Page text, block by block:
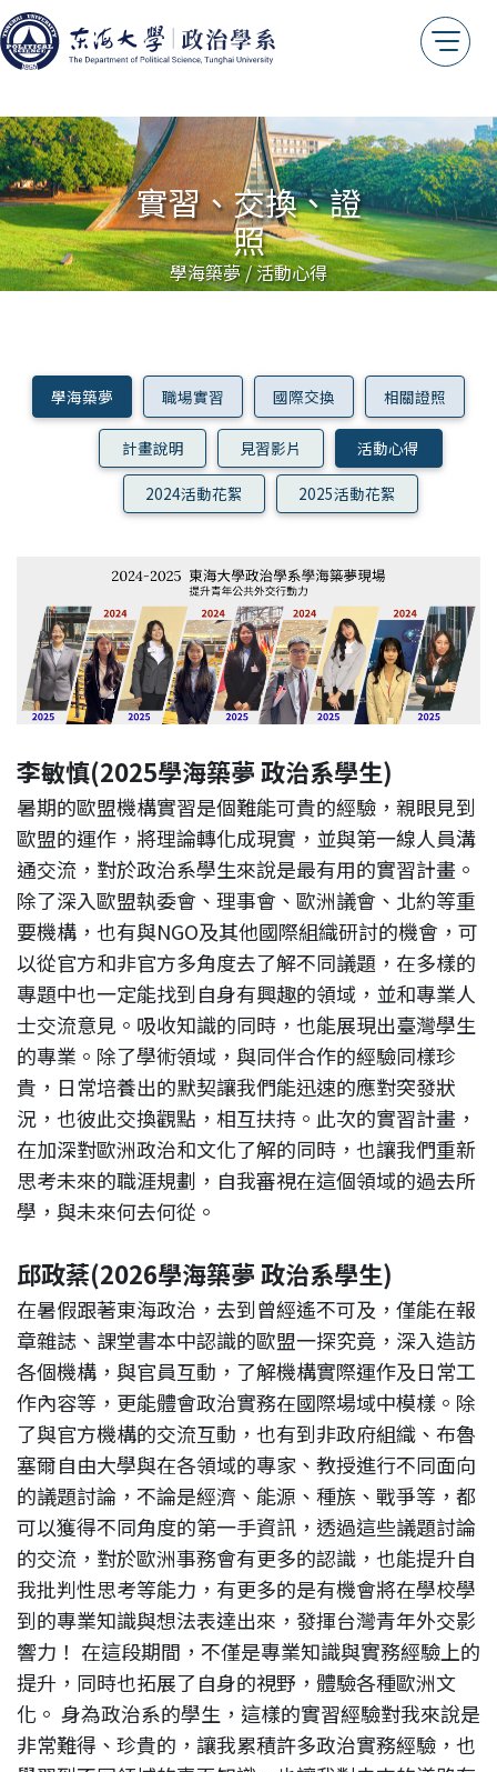
實習、交換、證
照
學海築夢 / 活動心得
學海築夢 職場實習 國際交換 相關證照
計畫說明 見習影片 活動心得
2024活動花絮 2025活動花絮
李敏慎(2025學海築夢 政治系學生)
暑期的歐盟機構實習是個難能可貴的經驗，親眼見到
歐盟的運作，將理論轉化成現實，並與第一線人員溝
通交流，對於政治系學生來說是最有用的實習計畫。
除了深入歐盟執委會、理事會、歐洲議會、北約等重
要機構，也有與NGO及其他國際組織研討的機會，可
以從官方和非官方多角度去了解不同議題，在多樣的
專題中也一定能找到自身有興趣的領域，並和專業人
士交流意見。吸收知識的同時，也能展現出臺灣學生
的專業。除了學術領域，與同伴合作的經驗同樣珍
貴，日常培養出的默契讓我們能迅速的應對突發狀
況，也彼此交換觀點，相互扶持。此次的實習計畫，
在加深對歐洲政治和文化了解的同時，也讓我們重新
思考未來的職涯規劃，自我審視在這個領域的過去所
學，與未來何去何從。
邱政棻(2026學海築夢 政治系學生)
在暑假跟著東海政治，去到曾經遙不可及，僅能在報
章雜誌、課堂書本中認識的歐盟一探究竟，深入造訪
各個機構，與官員互動，了解機構實際運作及日常工
作內容等，更能體會政治實務在國際場域中模樣。除
了與官方機構的交流互動，也有到非政府組織、布魯
塞爾自由大學與在各領域的專家、教授進行不同面向
的議題討論，不論是經濟、能源、種族、戰爭等，都
可以獲得不同角度的第一手資訊，透過這些議題討論
的交流，對於歐洲事務會有更多的認識，也能提升自
我批判性思考等能力，有更多的是有機會將在學校學
到的專業知識與想法表達出來，發揮台灣青年外交影
響力！ 在這段期間，不僅是專業知識與實務經驗上的
提升，同時也拓展了自身的視野，體驗各種歐洲文
化。 身為政治系的學生，這樣的實習經驗對我來說是
非常難得、珍貴的，讓我累積許多政治實務經驗，也